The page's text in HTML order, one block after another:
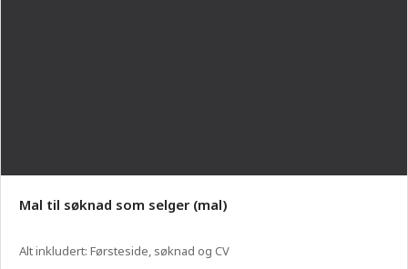
Mal til søknad som selger (mal)
Alt inkludert: Førsteside, søknad og CV